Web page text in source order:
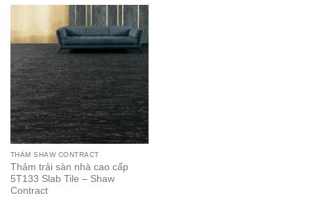
THẢM SHAW CONTRACT
Thảm trải sàn nhà cao cấp
5T133 Slab Tile – Shaw
Contract